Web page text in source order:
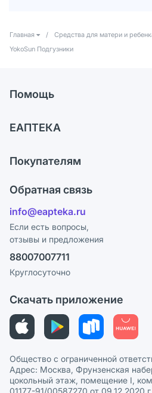
Главная / Средства для матери и
YokoSun Подгузники
Помощь
Самовывоз из аптек
Ответы на вопросы
Блог
ЕАПТЕКА
Карьера
Поставщики
Лицензия
Реклама на сайте
Ваши товары на ЕАПТЕКЕ
Покупателям
Программа СберСпасибо
Политика конфиденциальности
Пользовательское соглашение
Политика рекомендаций
Этика и соответствие
Политика в отношении
Обратная связь
info@eapteka.ru
Если есть вопросы,
отзывы и предложения
88007007711
Круглосуточно
Скачать приложение
Общество с ограниченной
Адрес: Москва, Фрунзенская
цокольный этаж, помещение I,
01177-91/00587270 от 09.12.2020